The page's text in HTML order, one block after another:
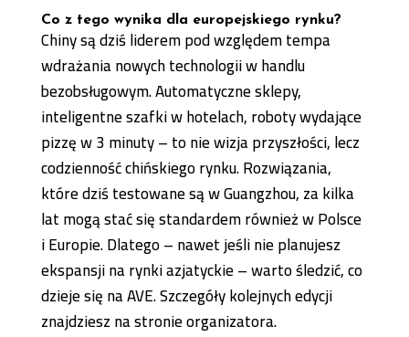
Co z tego wynika dla europejskiego rynku?
Chiny są dziś liderem pod względem tempa
wdrażania nowych technologii w handlu
bezobsługowym. Automatyczne sklepy,
inteligentne szafki w hotelach, roboty wydające
pizzę w 3 minuty – to nie wizja przyszłości, lecz
codzienność chińskiego rynku. Rozwiązania,
które dziś testowane są w Guangzhou, za kilka
lat mogą stać się standardem również w Polsce
i Europie. Dlatego – nawet jeśli nie planujesz
ekspansji na rynki azjatyckie – warto śledzić, co
dzieje się na AVE. Szczegóły kolejnych edycji
znajdziesz na stronie organizatora.